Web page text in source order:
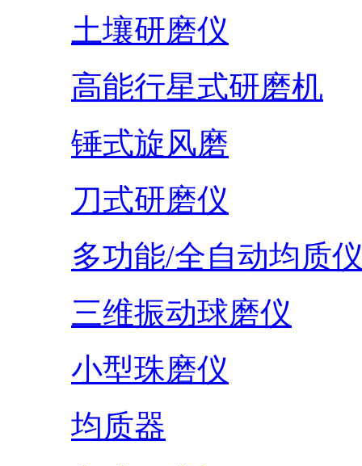
土壤研磨仪
高能行星式研磨机
锤式旋风磨
刀式研磨仪
多功能/全自动均质
三维振动球磨仪
小型珠磨仪
均质器